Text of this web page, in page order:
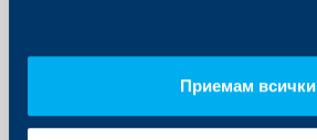
Приемам всички